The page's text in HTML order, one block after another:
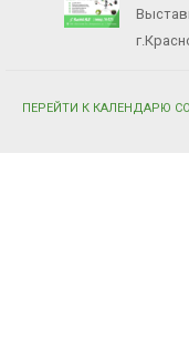
ПЕРЕЙТИ К КАЛЕНДАРЮ